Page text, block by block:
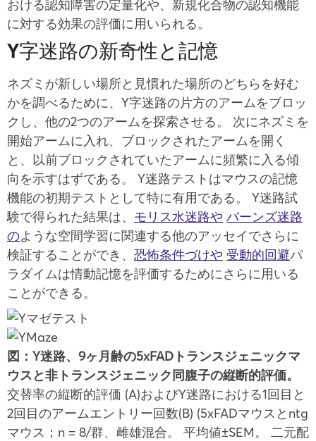
おける認知障害の定量化や、新規化合物の認知機能
に対する効果の評価に用いられる。
Y字迷路の新奇性と記憶
ネズミが新しい場所と見慣れた場所のどちらを好む
かを調べるために、Y字迷路の片方のアームをブロッ
クし、他の2つのアームを探索させる。 次にネズミを
開始アームに入れ、ブロックされたアームを開く
と、以前ブロックされていたアームに頻繁に入る傾
向を示すはずである。 Y迷路テストはマウスの記憶
機能の初期テストとして特に有用である。 Y迷路試
験で得られた結果は、 モリス水迷路や バーンズ迷路
のような空間学習に関連する他のアッセイでさらに
検証することができ、 恐怖条件づけや 受動的回避パ
ラダイムは情動記憶を評価するためにさらに用いる
ことができる。
図：Y迷路、9ヶ月齢の5xFADトランスジェニックマ
ウスと非トランスジェニック同腹子の縦断的評価。
交替率の縦断的評価 (A)およびY迷路における1回目と
2回目のアームエントリー回数(B) (5xFADマウスとntg
マウス；n = 8/群、雌雄混合。 平均値±SEM。 二元配